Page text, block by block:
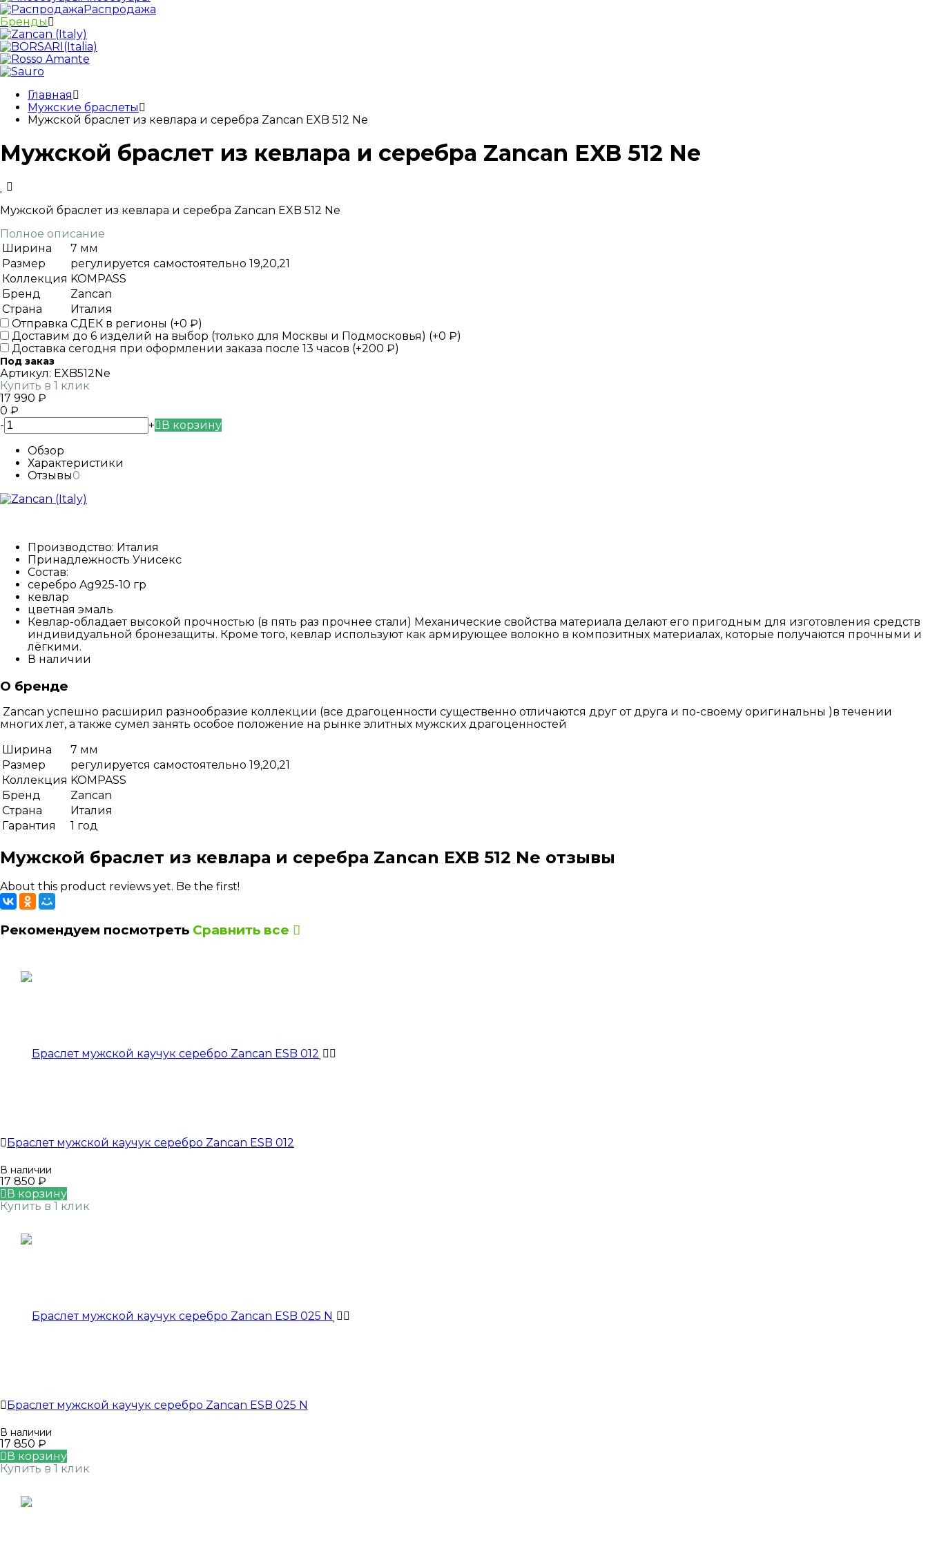
Распродажа
Бренды
Главная
Мужские браслеты
Мужской браслет из кевлара и серебра Zancan EXB 512 Ne
Мужской браслет из кевлара и серебра Zancan EXB 512 Ne
Мужской браслет из кевлара и серебра Zancan EXB 512 Ne
Полное описание
Ширина
7 мм
Размер
регулируется самостоятельно 19,20,21
Коллекция KOMPASS
Бренд
Zancan
Страна
Италия
Отправка СДЕК в регионы (+0 ₽)
Доставим до 6 изделий на выбор (только для Москвы и Подмосковья) (+0 ₽)
Доставка сегодня при оформлении заказа после 13 часов (+200 ₽)
Под заказ
Артикул: EXB512Ne
Купить в 1 клик
17 990 ₽
0 ₽
-
+
В корзину
Обзор
Характеристики
Отзывы0
Производство: Италия
Принадлежность Унисекс
Состав:
серебро Ag925-10 гр
кевлар
цветная эмаль
Кевлар-обладает высокой прочностью (в пять раз прочнее стали) Механические свойства материала делают его пригодным для изготовления средств
индивидуальной бронезащиты. Кроме того, кевлар используют как армирующее волокно в композитных материалах, которые получаются прочными и
лёгкими.
В наличии
О бренде
Zancan успешно расширил разнообразие коллекции (все драгоценности существенно отличаются друг от друга и по-своему оригинальны )в течении
многих лет, а также сумел занять особое положение на рынке элитных мужских драгоценностей
Ширина
7 мм
Размер
регулируется самостоятельно 19,20,21
Коллекция KOMPASS
Бренд
Zancan
Страна
Италия
Гарантия
1 год
Мужской браслет из кевлара и серебра Zancan EXB 512 Ne отзывы
About this product reviews yet. Be the first!
Рекомендуем посмотреть Сравнить все
Браслет мужской каучук серебро Zancan ESB 012
В наличии
17 850 ₽
В корзину
Купить в 1 клик
Браслет мужской каучук серебро Zancan ESB 025 N
В наличии
17 850 ₽
В корзину
Купить в 1 клик